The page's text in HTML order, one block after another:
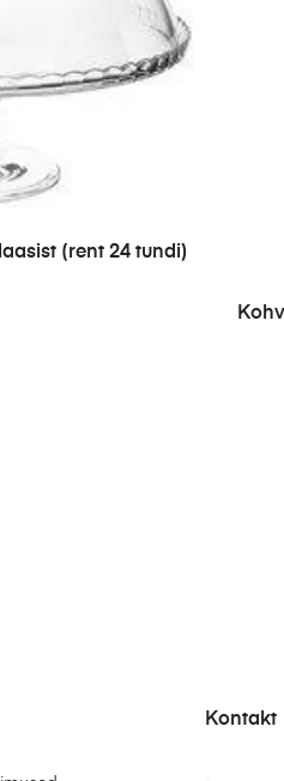
(rent 24 tundi)
Kontakt